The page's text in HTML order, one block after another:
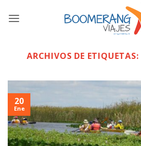
ARCHIVOS DE ETIQUETAS:
20
Ene